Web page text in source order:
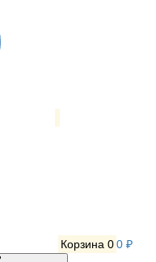
Корзина 00 ₽